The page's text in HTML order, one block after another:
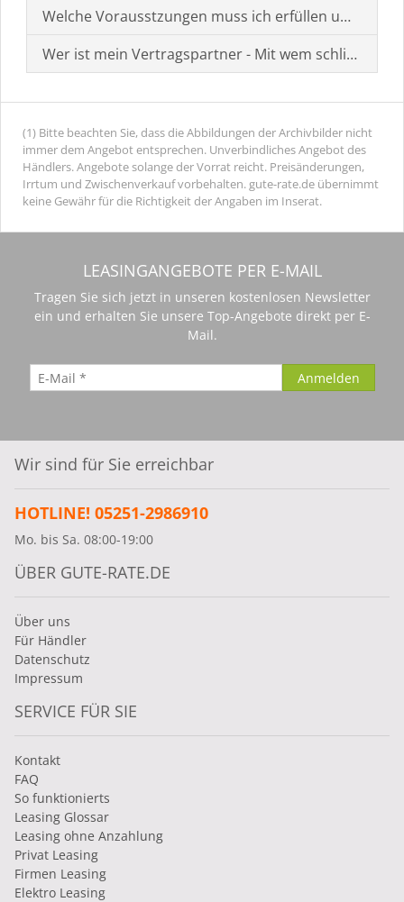
Welche Vorausstzungen muss ich erfüllen um einen
Wer ist mein Vertragspartner - Mit wem schließe ich
(1) Bitte beachten Sie, dass die Abbildungen der Archivbilder nicht
immer dem Angebot entsprechen. Unverbindliches Angebot des
Händlers. Angebote solange der Vorrat reicht. Preisänderungen,
Irrtum und Zwischenverkauf vorbehalten. gute-rate.de übernimmt
keine Gewähr für die Richtigkeit der Angaben im Inserat.
LEASINGANGEBOTE PER E-MAIL
Tragen Sie sich jetzt in unseren kostenlosen Newsletter
ein und erhalten Sie unsere Top-Angebote direkt per E-
Mail.
Wir sind für Sie erreichbar
HOTLINE! 05251-2986910
Mo. bis Sa. 08:00-19:00
ÜBER GUTE-RATE.DE
Über uns
Für Händler
Datenschutz
Impressum
SERVICE FÜR SIE
Kontakt
FAQ
So funktionierts
Leasing Glossar
Leasing ohne Anzahlung
Privat Leasing
Firmen Leasing
Elektro Leasing